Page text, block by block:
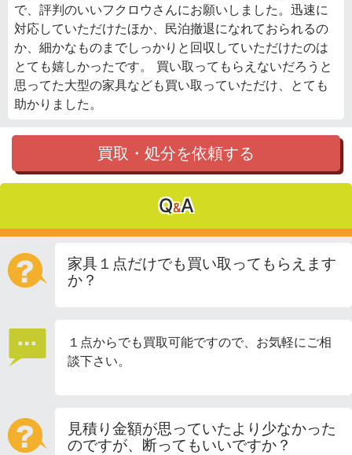
で、評判のいいフクロウさんにお願いしました。迅速に
対応していただけたほか、民泊撤退になれておられるの
か、細かなものまでしっかりと回収していただけたのは
とても嬉しかったです。 買い取ってもらえないだろうと
思ってた大型の家具なども買い取っていただけ、とても
助かりました。
買取・処分を依頼する
Q&A
家具１点だけでも買い取ってもらえます
か？
１点からでも買取可能ですので、お気軽にご相
談下さい。
見積り金額が思っていたより少なかった
のですが、断ってもいいですか？